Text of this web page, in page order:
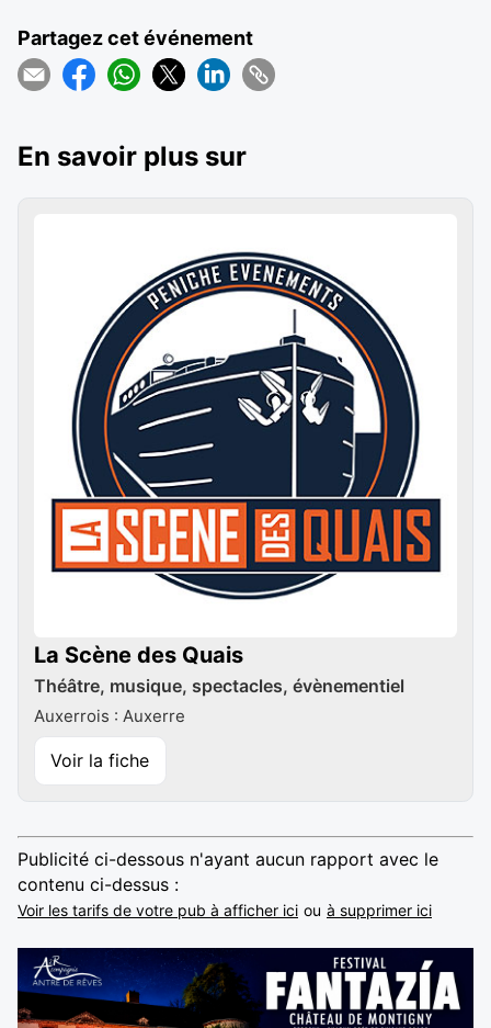
Partagez cet événement
En savoir plus sur
La Scène des Quais
Théâtre, musique, spectacles, évènementiel
Auxerrois : Auxerre
Voir la fiche
Publicité ci-dessous n'ayant aucun rapport avec le
contenu ci-dessus :
Voir les tarifs de votre pub à afficher ici ou à supprimer ici